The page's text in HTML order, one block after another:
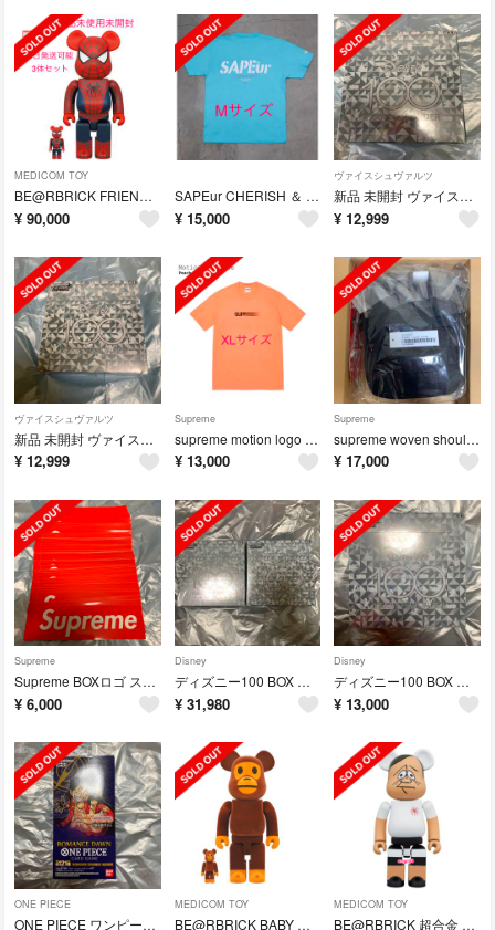
MEDICOM TOY
BE@RBRICK FRIENDLY SPIDER-MAN 100％&400％
¥ 90,000
SAPEur CHERISH ＆ COミントTシャツ
¥ 15,000
ヴァイスシュヴァルツ
新品 未開封 ヴァイスシュヴァルツ Disney100 正規シュリンク付1BOX
¥ 12,999
ヴァイスシュヴァルツ
新品 未開封 ヴァイスシュヴァルツ Disney100 正規シュリンク付1BOX
¥ 12,999
Supreme
supreme motion logo tee peach
¥ 13,000
Supreme
supreme woven shoulder bag black
¥ 17,000
Supreme
Supreme BOXロゴ ステッカー 100枚セット
¥ 6,000
Disney
ディズニー100 BOX シュリンク付き 2BOX ヴァイスシュヴァルツ
¥ 31,980
Disney
ディズニー100 BOX シュリンク付き ヴァイスシュヴァルツ
¥ 13,000
ONE PIECE
ONE PIECE ワンピース カードゲーム Romance Dawn Box
MEDICOM TOY
BE@RBRICK BABY MILO Flocky Ver. 100 &400
MEDICOM TOY
BE@RBRICK 超合金 YUSUKE HANAI